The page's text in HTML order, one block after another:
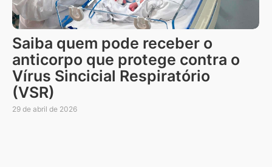
Saiba quem pode receber o
anticorpo que protege contra o
Vírus Sincicial Respiratório
(VSR)
29 de abril de 2026